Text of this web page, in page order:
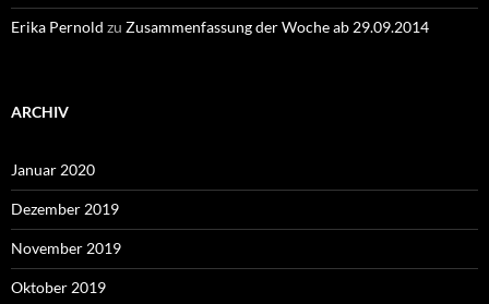
Erika Pernold zu Zusammenfassung der Woche ab 29.09.2014
ARCHIV
Januar 2020
Dezember 2019
November 2019
Oktober 2019